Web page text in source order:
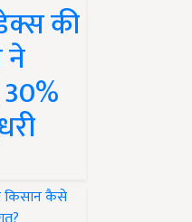
की
ने